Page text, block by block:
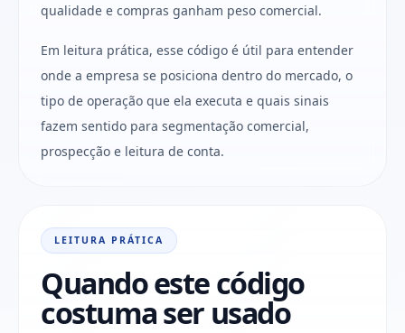
qualidade e compras ganham peso comercial.
Em leitura prática, esse código é útil para entender
onde a empresa se posiciona dentro do mercado, o
tipo de operação que ela executa e quais sinais
fazem sentido para segmentação comercial,
prospecção e leitura de conta.
LEITURA PRÁTICA
Quando este código
costuma ser usado